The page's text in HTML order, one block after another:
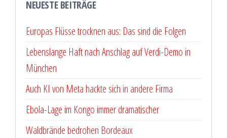
NEUESTE BEITRÄGE
Europas Flüsse trocknen aus: Das sind die Folgen
Lebenslange Haft nach Anschlag auf Verdi-Demo in
München
Auch KI von Meta hackte sich in andere Firma
Ebola-Lage im Kongo immer dramatischer
Waldbrände bedrohen Bordeaux